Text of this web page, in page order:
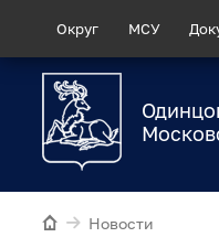
Округ МСУ
Новости